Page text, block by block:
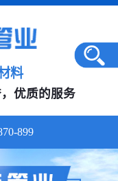
料
优质的服务
899